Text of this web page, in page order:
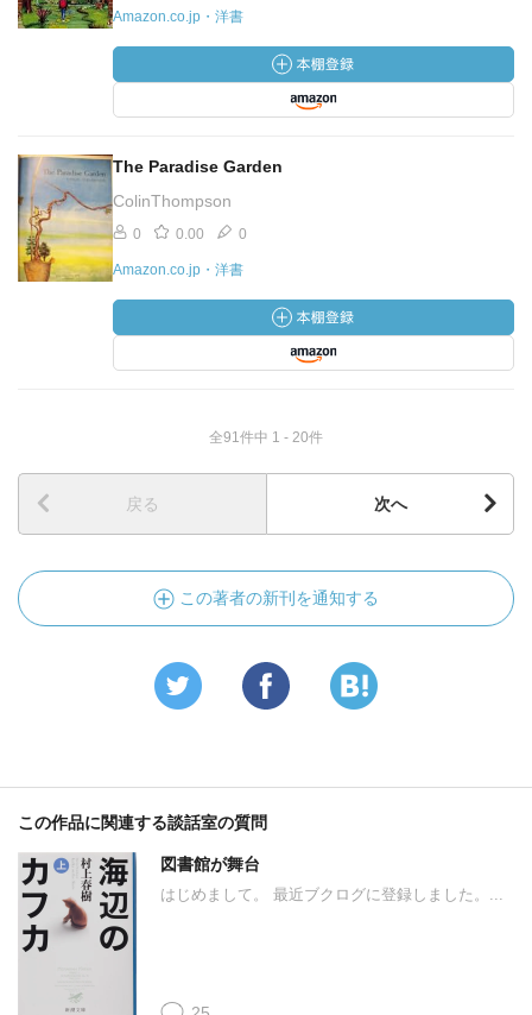
Amazon.co.jp・洋書
The Paradise Garden
ColinThompson
0 0.00 0
Amazon.co.jp・洋書
全91件中 1 - 20件
戻る 次へ
この著者の新刊を通知する
この作品に関連する談話室の質問
図書館が舞台
はじめまして。 最近ブクログに登録しました。...